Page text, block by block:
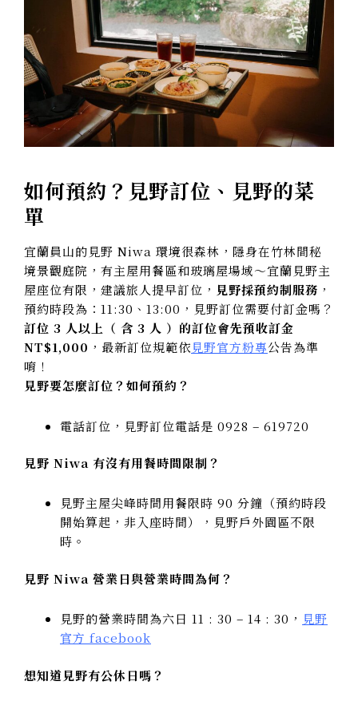
如何預約？見野訂位、見野的菜
單
宜蘭員山的見野 Niwa 環境很森林，隱身在竹林間秘
境景觀庭院，有主屋用餐區和玻璃屋場域～宜蘭見野主
屋座位有限，建議旅人提早訂位， 見野採預約制服務 ，
預約時段為：11:30、13:00，見野訂位需要付訂金嗎？
訂位 3 人以上（ 含 3 人 ）的訂位會先預收訂金
NT$1,000 ，最新訂位規範依見野官方粉專公告為準
唷！
見野要怎麼訂位？如何預約？
電話訂位，見野訂位電話是 0928 – 619720
見野 Niwa 有沒有用餐時間限制？
見野主屋尖峰時間用餐限時 90 分鐘（預約時段
開始算起，非入座時間），見野戶外園區不限
時。
見野 Niwa 營業日與營業時間為何？
見野的營業時間為六日 11 : 30 – 14 : 30， 見野
官方 facebook
想知道見野有公休日嗎？